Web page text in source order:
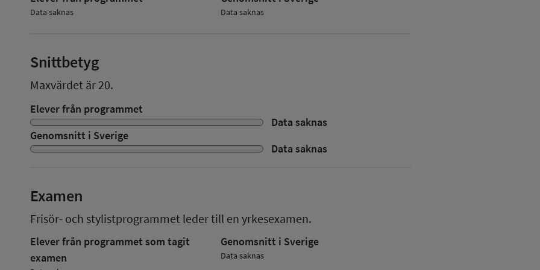
Data saknas Data saknas
Snittbetyg
Maxvärdet är 20.
Elever från programmet
Data saknas
Genomsnitt i Sverige
Data saknas
Examen
Frisör- och stylistprogrammet leder till en yrkesexamen.
Elever från programmet som tagit
examen
Genomsnitt i Sverige
Data saknas